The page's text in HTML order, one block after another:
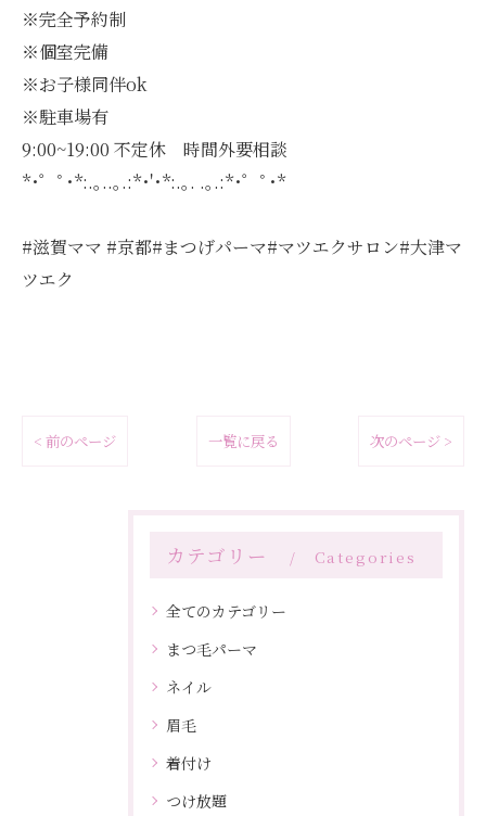
※完全予約制
※個室完備
※お子様同伴ok
※駐車場有
9:00~19:00 不定休 時間外要相談
*･゜ﾟ･*:.｡..｡.:*･'･*:.｡. .｡.:*･゜ﾟ･*
#滋賀ママ #京都#まつげパーマ#マツエクサロン#大津マ
ツエク
< 前のページ 一覧に戻る 次のページ >
カテゴリー Categories
全てのカテゴリー
まつ毛パーマ
ネイル
眉毛
着付け
つけ放題